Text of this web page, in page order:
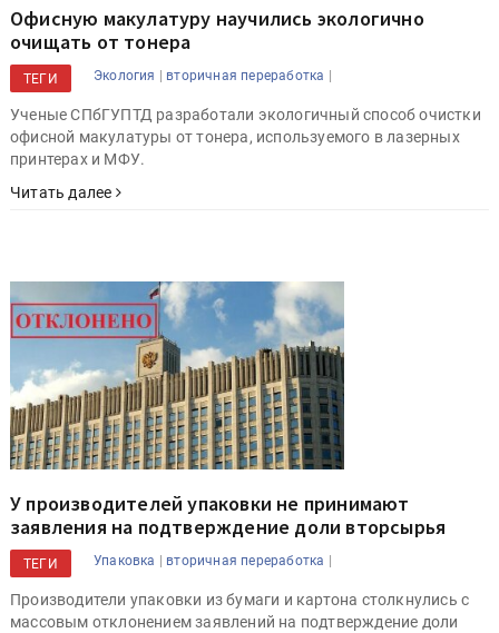
Офисную макулатуру научились экологично
очищать от тонера
ТЕГИ Экология | вторичная переработка |
Ученые СПбГУПТД разработали экологичный способ очистки
офисной макулатуры от тонера, используемого в лазерных
принтерах и МФУ.
Читать далее
У производителей упаковки не принимают
заявления на подтверждение доли вторсырья
ТЕГИ Упаковка | вторичная переработка |
Производители упаковки из бумаги и картона столкнулись с
массовым отклонением заявлений на подтверждение доли